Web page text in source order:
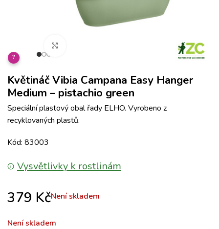
?
Květináč Vibia Campana Easy Hanger
Medium – pistachio green
Speciální plastový obal řady ELHO. Vyrobeno z
recyklovaných plastů.
Kód: 83003
Vysvětlivky k rostlinám
379 KčNení skladem
Není skladem